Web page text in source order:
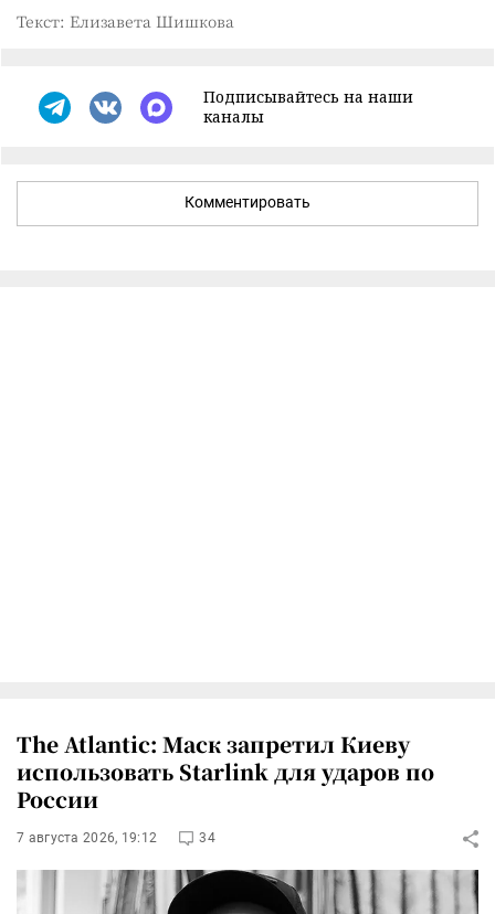
Текст: Елизавета Шишкова
Подписывайтесь на наши
каналы
Комментировать
The Atlantic: Маск запретил Киеву
использовать Starlink для ударов по
России
7 августа 2026, 19:12 34